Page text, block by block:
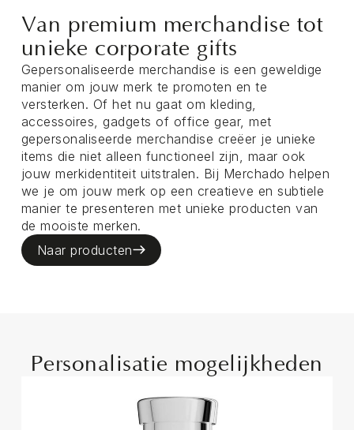
Van premium merchandise tot
unieke corporate gifts
Gepersonaliseerde merchandise is een geweldige
manier om jouw merk te promoten en te
versterken. Of het nu gaat om kleding,
accessoires, gadgets of office gear, met
gepersonaliseerde merchandise creëer je unieke
items die niet alleen functioneel zijn, maar ook
jouw merkidentiteit uitstralen. Bij Merchado helpen
we je om jouw merk op een creatieve en subtiele
manier te presenteren met unieke producten van
de mooiste merken.
Naar producten
Personalisatie mogelijkheden